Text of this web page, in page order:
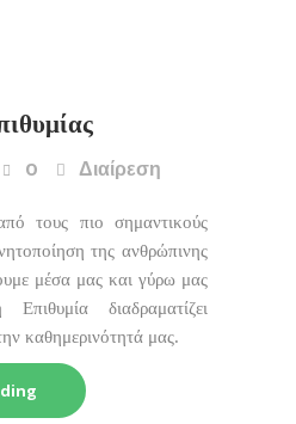
0 Διαίρεση
τους πιο σημαντικούς
της ανθρώπινης
μέσα μας και γύρω μας
διαδραματίζει
καθημερινότητά μας.